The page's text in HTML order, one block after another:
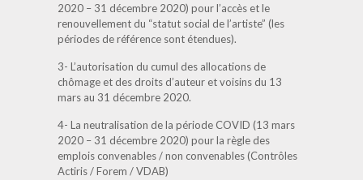
2020 – 31 décembre 2020) pour l’accès et le
renouvellement du “statut social de l’artiste” (les
périodes de référence sont étendues).
3- L’autorisation du cumul des allocations de
chômage et des droits d’auteur et voisins du 13
mars au 31 décembre 2020.
4- La neutralisation de la période COVID (13 mars
2020 – 31 décembre 2020) pour la règle des
emplois convenables / non convenables (Contrôles
Actiris / Forem / VDAB)